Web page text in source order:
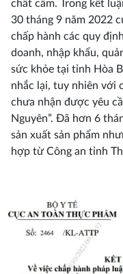
chất cấm. Trong kết
30 tháng 9 năm 2022
chấp hành các quy
doanh, nhập khẩu,
sức khỏe tại tỉnh Hòa
nhắc lại, tuy nhiên với
chưa nhận được yêu
Nguyên”. Đã hơn 6
sản xuất sản phẩm
hợp từ Công an tỉnh